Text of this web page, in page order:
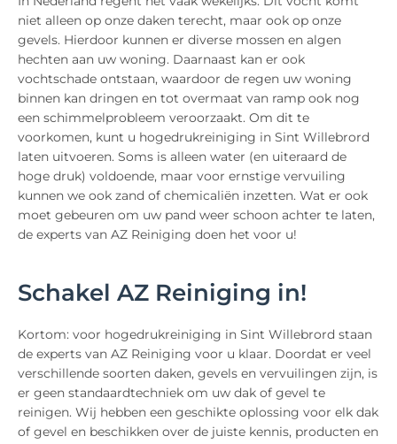
niet alleen op onze daken terecht, maar ook op onze
gevels. Hierdoor kunnen er diverse mossen en algen
hechten aan uw woning. Daarnaast kan er ook
vochtschade ontstaan, waardoor de regen uw woning
binnen kan dringen en tot overmaat van ramp ook nog
een schimmelprobleem veroorzaakt. Om dit te
voorkomen, kunt u hogedrukreiniging in Sint Willebrord
laten uitvoeren. Soms is alleen water (en uiteraard de
hoge druk) voldoende, maar voor ernstige vervuiling
kunnen we ook zand of chemicaliën inzetten. Wat er ook
moet gebeuren om uw pand weer schoon achter te laten,
de experts van AZ Reiniging doen het voor u!
Schakel AZ Reiniging in!
Kortom: voor hogedrukreiniging in Sint Willebrord staan
de experts van AZ Reiniging voor u klaar. Doordat er veel
verschillende soorten daken, gevels en vervuilingen zijn, is
er geen standaardtechniek om uw dak of gevel te
reinigen. Wij hebben een geschikte oplossing voor elk dak
of gevel en beschikken over de juiste kennis, producten en